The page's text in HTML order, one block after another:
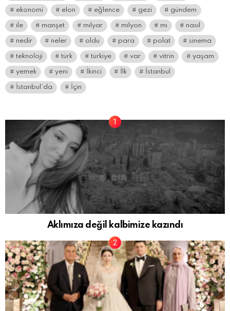
ekonomi elon eğlence gezi gündem
ile manşet milyar milyon mı nasıl
nedir neler oldu para polat sinema
teknoloji türk türkiye var vitrin yaşam
yemek yeni İkinci İlk İstanbul
İstanbul’da İçin
Aklımıza değil kalbimize kazındı